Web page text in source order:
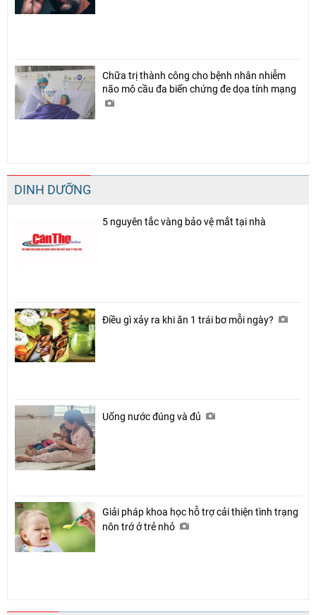
Chữa trị thành công cho bệnh nhân nhiễm
não mô cầu đa biến chứng đe dọa tính mạng
DINH DƯỠNG
5 nguyên tắc vàng bảo vệ mắt tại nhà
Điều gì xảy ra khi ăn 1 trái bơ mỗi ngày?
Uống nước đúng và đủ
Giải pháp khoa học hỗ trợ cải thiện tình trạng
nôn trớ ở trẻ nhỏ